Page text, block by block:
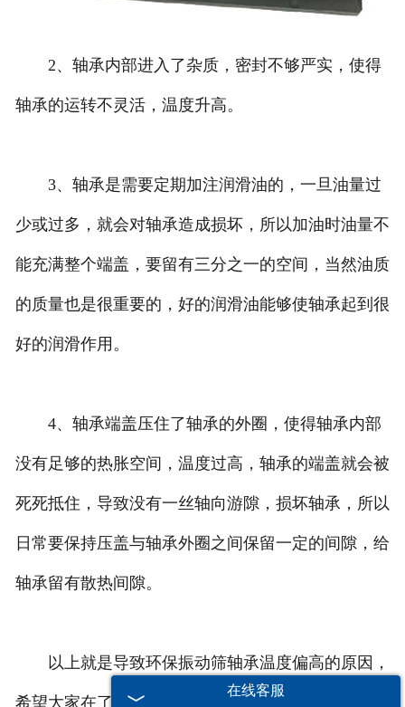
2、轴承内部进入了杂质，密封不够严实，使得
轴承的运转不灵活，温度升高。
3、轴承是需要定期加注润滑油的，一旦油量过
少或过多，就会对轴承造成损坏，所以加油时油量不
能充满整个端盖，要留有三分之一的空间，当然油质
的质量也是很重要的，好的润滑油能够使轴承起到很
好的润滑作用。
4、轴承端盖压住了轴承的外圈，使得轴承内部
没有足够的热胀空间，温度过高，轴承的端盖就会被
死死抵住，导致没有一丝轴向游隙，损坏轴承，所以
日常要保持压盖与轴承外圈之间保留一定的间隙，给
轴承留有散热间隙。
以上就是导致环保振动筛轴承温度偏高的原因，
希望大家在了解到这方面的信息后，能够采取适当的
在线客服